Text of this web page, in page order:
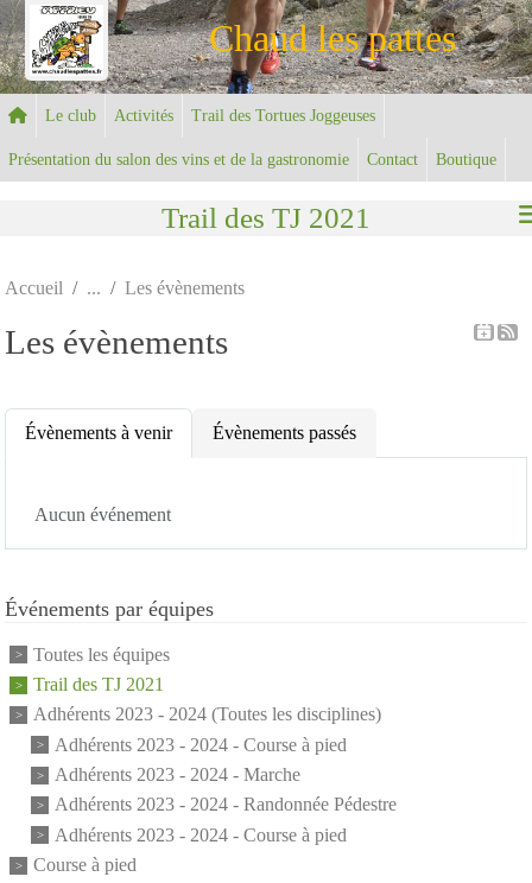
Chaud les pattes
Le club Activités Trail des Tortues Joggeuses
Présentation du salon des vins et de la gastronomie Contact Boutique
Trail des TJ 2021
Accueil Les évènements
Les évènements
Évènements à venir Évènements passés
Aucun événement
Événements par équipes
Toutes les équipes
Trail des TJ 2021
Adhérents 2023 - 2024 (Toutes les disciplines)
Adhérents 2023 - 2024 - Course à pied
Adhérents 2023 - 2024 - Marche
Adhérents 2023 - 2024 - Randonnée Pédestre
Adhérents 2023 - 2024 - Course à pied
Course à pied
Panneau de gestion des cookies